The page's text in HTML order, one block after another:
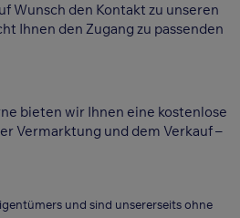
Wunsch den Kontakt zu unseren
Ihnen den Zugang zu passenden
bieten wir Ihnen eine kostenlose
Vermarktung und dem Verkauf –
und sind unsererseits ohne